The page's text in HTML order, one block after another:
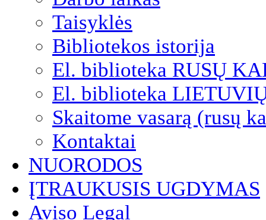
Taisyklės
Bibliotekos istorija
El. biblioteka RUSŲ
El. biblioteka
Skaitome vasarą (rusų
Kontaktai
NUORODOS
ĮTRAUKUSIS UGDYMAS
Aviso Legal